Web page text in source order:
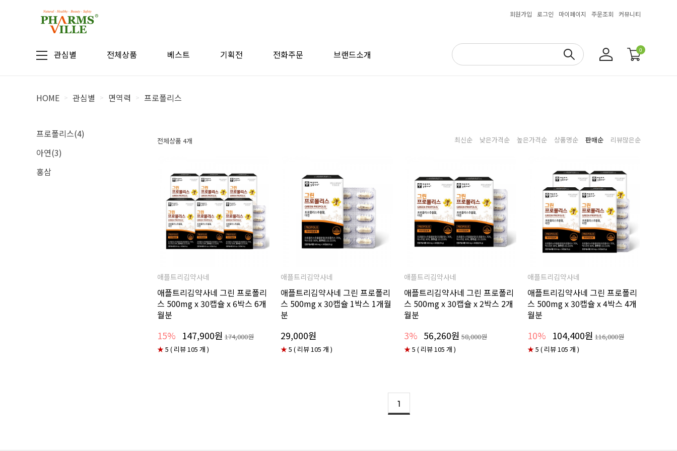
회원가입 로그인 마이페이지 주문조회 커뮤니티
관심별 전체상품 베스트 기획전 전화주문 브랜드소개 0
HOME > 관심별 > 면역력 > 프로폴리스
프로폴리스(4)
아연(3)
홍삼
전체상품 4개 최신순 낮은가격순 높은가격순 상품명순 판매순 리뷰많은순
애플트리김약사네
애플트리김약사네 그린 프로폴리
스 500mg x 30캡슐 x 6박스 6개
월분
15% 147,900원 174,000원
★5 ( 리뷰 105 개 )
애플트리김약사네
애플트리김약사네 그린 프로폴리
스 500mg x 30캡슐 1박스 1개월
분
29,000원
★5 ( 리뷰 105 개 )
애플트리김약사네
애플트리김약사네 그린 프로폴리
스 500mg x 30캡슐 x 2박스 2개
월분
3% 56,260원 58,000원
★5 ( 리뷰 105 개 )
애플트리김약사네
애플트리김약사네 그린 프로폴리
스 500mg x 30캡슐 x 4박스 4개
월분
10% 104,400원 116,000원
★5 ( 리뷰 105 개 )
1